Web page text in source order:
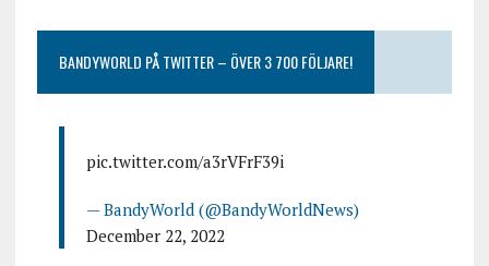
BANDYWORLD PÅ TWITTER – ÖVER 3 700 FÖLJARE!
pic.twitter.com/a3rVFrF39i
— BandyWorld (@BandyWorldNews)
December 22, 2022